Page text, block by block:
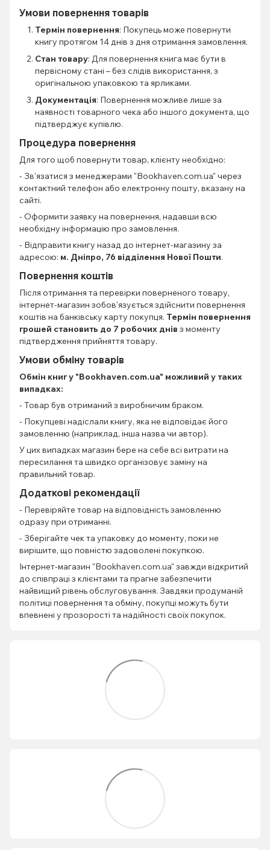
Умови повернення товарів
Термін повернення: Покупець може повернути
книгу протягом 14 днів з дня отримання замовлення.
Стан товару: Для повернення книга має бути в
первісному стані – без слідів використання, з
оригінальною упаковкою та ярликами.
Документація: Повернення можливе лише за
наявності товарного чека або іншого документа, що
підтверджує купівлю.
Процедура повернення
Для того щоб повернути товар, клієнту необхідно:
- Зв'язатися з менеджерами "Bookhaven.com.ua" через
контактний телефон або електронну пошту, вказану на
сайті.
- Оформити заявку на повернення, надавши всю
необхідну інформацію про замовлення.
- Відправити книгу назад до інтернет-магазину за
адресою: м. Дніпро, 76 відділення Нової Пошти.
Повернення коштів
Після отримання та перевірки поверненого товару,
інтернет-магазин зобов'язується здійснити повернення
коштів на банківську карту покупця. Термін повернення
грошей становить до 7 робочих днів з моменту
підтвердження прийняття товару.
Умови обміну товарів
Обмін книгу "Bookhaven.com.ua" можливий у таких
випадках:
- Товар був отриманий з виробничим браком.
- Покупцеві надіслали книгу, яка не відповідає його
замовленню (наприклад, інша назва чи автор).
У цих випадках магазин бере на себе всі витрати на
пересилання та швидко організовує заміну на
правильний товар.
Додаткові рекомендації
- Перевіряйте товар на відповідність замовленню
одразу при отриманні.
- Зберігайте чек та упаковку до моменту, поки не
вирішите, що повністю задоволені покупкою.
Інтернет-магазин "Bookhaven.com.ua" завжди відкритий
до співпраці з клієнтами та прагне забезпечити
найвищий рівень обслуговування. Завдяки продуманій
політиці повернення та обміну, покупці можуть бути
впевнені у прозорості та надійності своїх покупок.